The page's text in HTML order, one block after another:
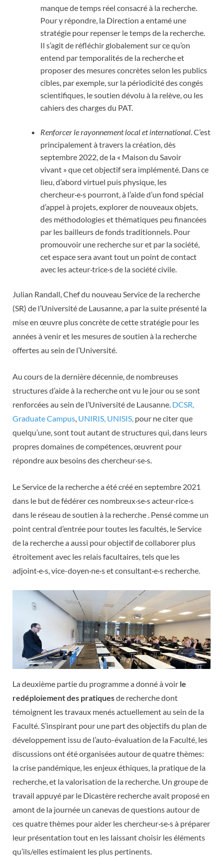
manque de temps réel consacré à la recherche.
Pour y répondre, la Direction a entamé une
stratégie pour repenser le temps de la recherche.
Il s’agit de réfléchir globalement sur ce qu’on
entend par temporalités de la recherche et
proposer des mesures concrètes selon les publics
cibles, par exemple, sur la périodicité des congés
scientifiques, le soutien dévolu à la relève, ou les
cahiers des charges du PAT.
Renforcer le rayonnement local et international. C’est
principalement à travers la création, dès
septembre 2022, de la « Maison du Savoir
vivant » que cet objectif sera implémenté. Dans ce
lieu, d’abord virtuel puis physique, les
chercheur·e·s pourront, à l’aide d’un fond spécial
d’appel à projets, explorer de nouveaux objets,
des méthodologies et thématiques peu financées
par les bailleurs de fonds traditionnels. Pour
promouvoir une recherche sur et par la société,
cet espace sera avant tout un point de contact
avec les acteur·trice·s de la société civile.
Julian Randall, Chef du nouveau Service de la recherche
(SR) de l’Université de Lausanne, a par la suite présenté la
mise en œuvre plus concrète de cette stratégie pour les
années à venir et les mesures de soutien à la recherche
offertes au sein de l’Université.
Au cours de la dernière décennie, de nombreuses
structures d’aide à la recherche ont vu le jour ou se sont
renforcées au sein de l’Université de Lausanne. DCSR,
Graduate Campus, UNIRIS, UNISIS, pour ne citer que
quelqu’une, sont tout autant de structures qui, dans leurs
propres domaines de compétences, œuvrent pour
répondre aux besoins des chercheur·se·s.
Le Service de la recherche a été créé en septembre 2021
dans le but de fédérer ces nombreux·se·s acteur·rice·s
dans le réseau de soutien à la recherche . Pensé comme un
point central d’entrée pour toutes les facultés, le Service
de la recherche a aussi pour objectif de collaborer plus
étroitement avec les relais facultaires, tels que les
adjoint·e·s, vice-doyen·ne·s et consultant·e·s recherche.
La deuxième partie du programme a donné à voir le
redéploiement des pratiquesde recherche dont
témoignent les travaux menés actuellement au sein de la
Faculté. S’inspirant pour une part des objectifs du plan de
développement issu de l’auto-évaluation de la Faculté, les
discussions ont été organisées autour de quatre thèmes:
la crise pandémique, les enjeux éthiques, la pratique de la
recherche, et la valorisation de la recherche. Un groupe de
travail appuyé par le Dicastère recherche avait proposé en
amont de la journée un canevas de questions autour de
ces quatre thèmes pour aider les chercheur·se·s à préparer
leur présentation tout en les laissant choisir les éléments
qu’ils/elles estimaient les plus pertinents.